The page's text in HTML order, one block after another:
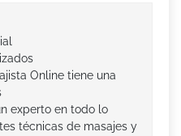
Online tiene una
experto en todo lo
técnicas de masajes y